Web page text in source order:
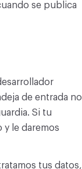
se publica
de entrada no
Si tu
y le daremos
tus datos,